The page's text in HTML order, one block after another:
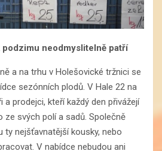
podzimu neodmyslitelně patří
a na trhu v Holešovické tržnici se
sezónních plodů. V Hale 22 na
prodejci, kteří každý den přivážejí
ze svých polí a sadů. Společně
ty nejšťavnatější kousky, nebo
V nabídce nebudou ani